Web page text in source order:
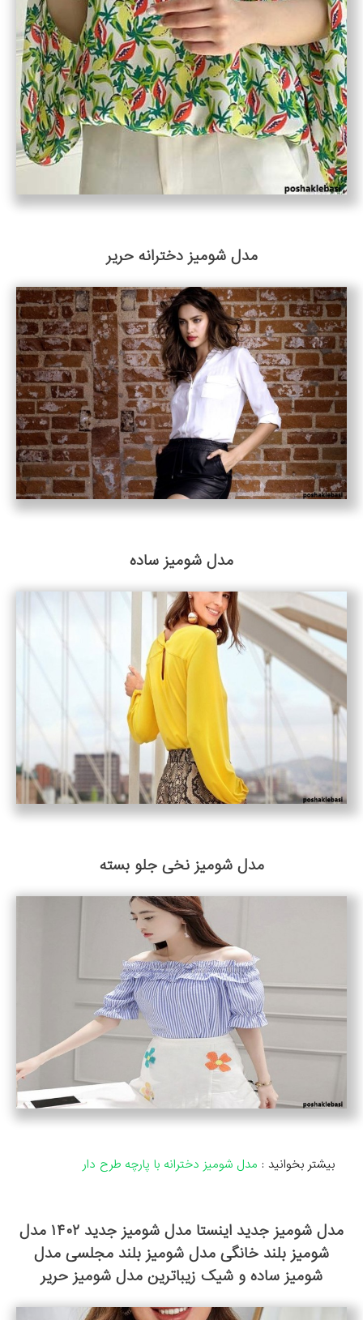
مدل شومیز دخترانه حریر
مدل شومیز ساده
مدل شومیز نخی جلو بسته
بیشتر بخوانید : مدل شومیز دخترانه با پارچه طرح دار
مدل شومیز جدید اینستا مدل شومیز جدید ۱۴۰۲ مدل
شومیز بلند خانگی مدل شومیز بلند مجلسی مدل
شومیز ساده و شیک زیباترین مدل شومیز حریر